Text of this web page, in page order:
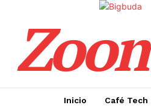
Inicio Café Tech